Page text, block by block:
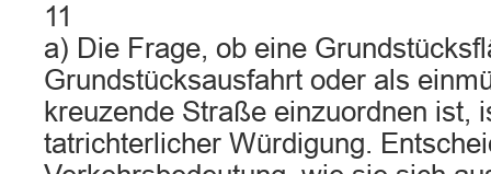
11
a) Die Frage, ob eine
Grundstücksausfahrt oder als
kreuzende Straße einzuordnen ist,
tatrichterlicher Würdigung.